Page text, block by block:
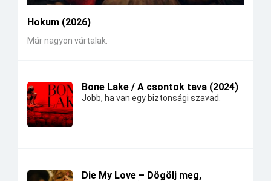
Hokum (2026)
Már nagyon vártalak.
Bone Lake / A csontok tava (2024)
Jobb, ha van egy biztonsági szavad.
Die My Love – Dögölj meg,